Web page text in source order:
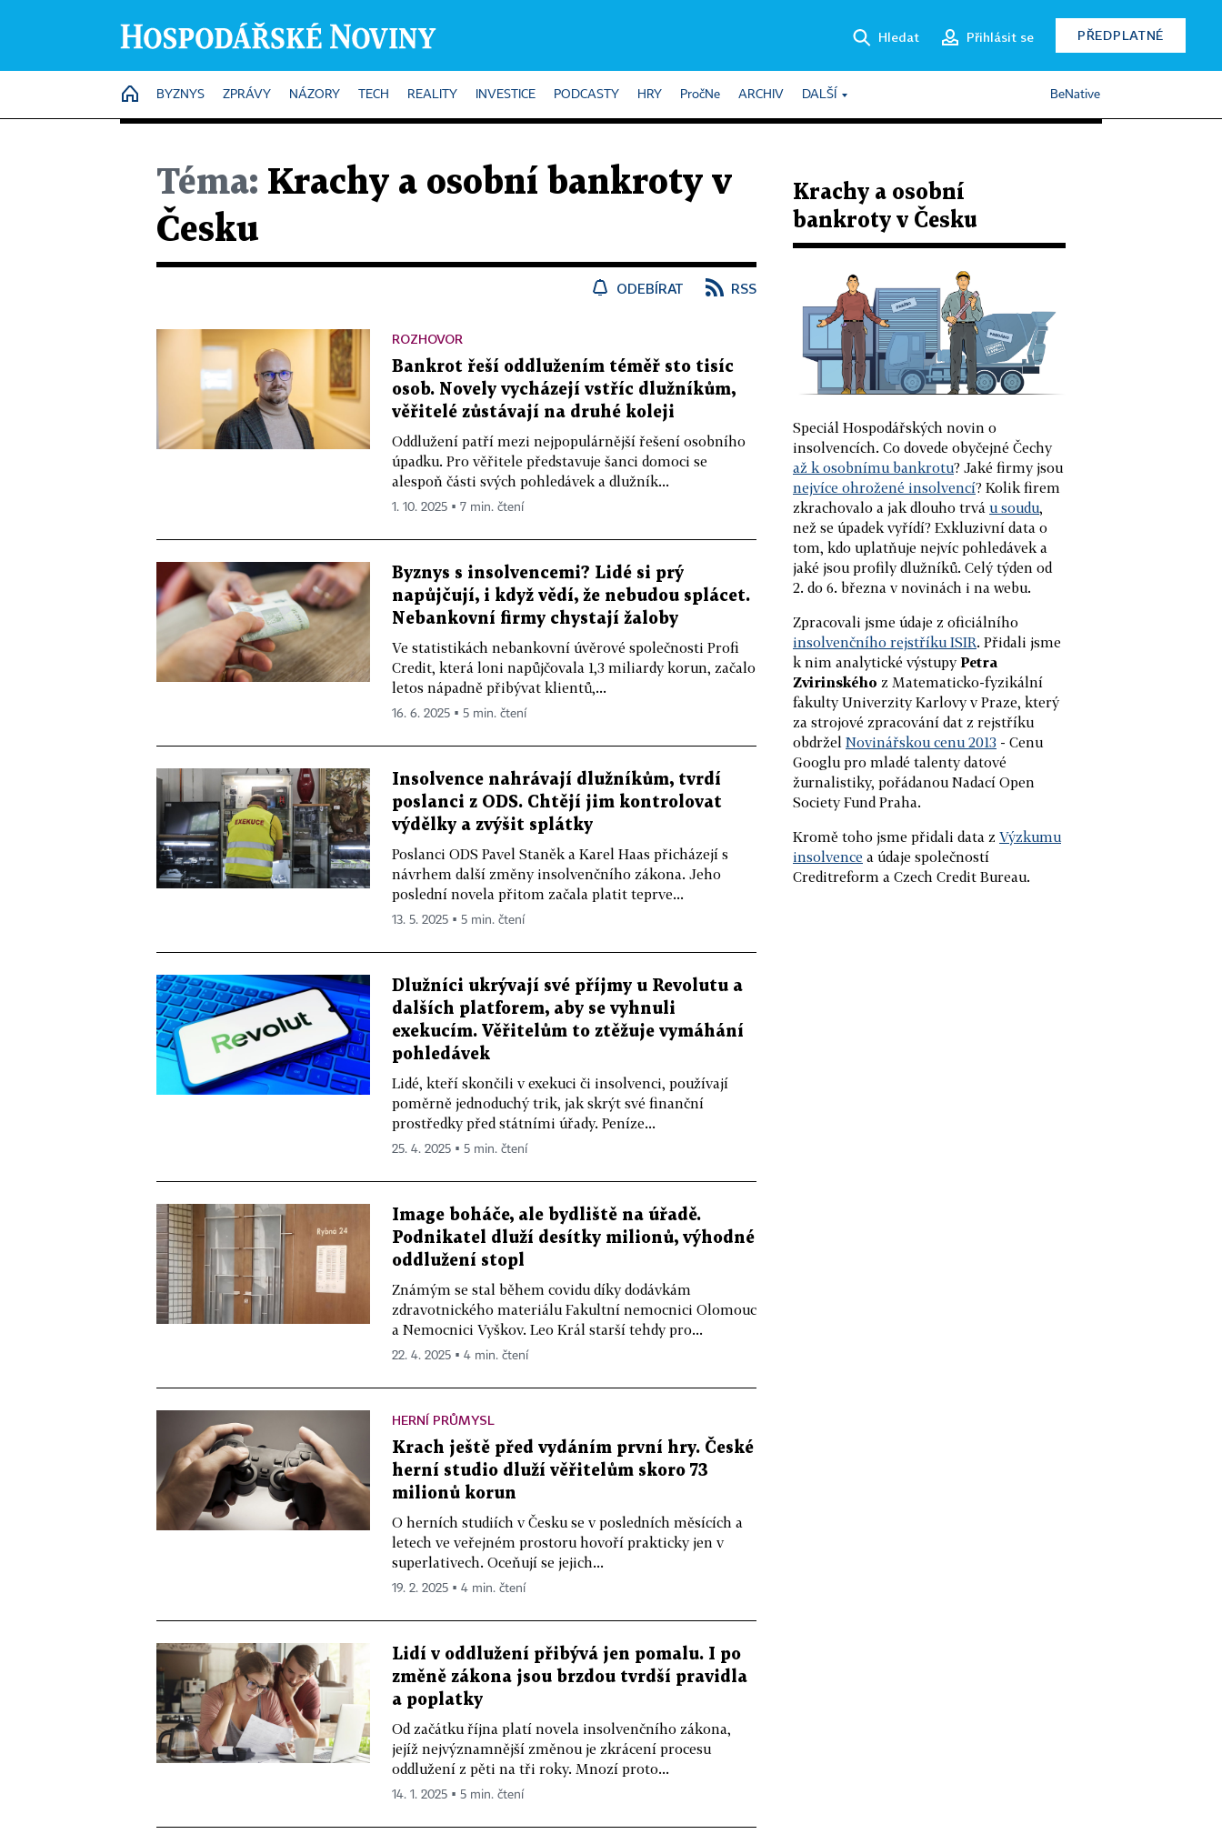
Hledat Přihlásit se PŘEDPLATNÉ
HOME
BYZNYS ZPRÁVY NÁZORY TECH REALITY INVESTICE PODCASTY HRY PročNe ARCHIV DALŠÍ BeNative
Téma: Krachy a osobní bankroty v
Česku
ODEBÍRAT RSS
ROZHOVOR
Bankrot řeší oddlužením téměř sto tisíc
osob. Novely vycházejí vstříc dlužníkům,
věřitelé zůstávají na druhé koleji
Oddlužení patří mezi nejpopulárnější řešení osobního
úpadku. Pro věřitele představuje šanci domoci se
alespoň části svých pohledávek a dlužník...
1. 10. 2025 ▪ 7 min. čtení
Byznys s insolvencemi? Lidé si prý
napůjčují, i když vědí, že nebudou splácet.
Nebankovní firmy chystají žaloby
Ve statistikách nebankovní úvěrové společnosti Profi
Credit, která loni napůjčovala 1,3 miliardy korun, začalo
letos nápadně přibývat klientů,...
16. 6. 2025 ▪ 5 min. čtení
Insolvence nahrávají dlužníkům, tvrdí
poslanci z ODS. Chtějí jim kontrolovat
výdělky a zvýšit splátky
Poslanci ODS Pavel Staněk a Karel Haas přicházejí s
návrhem další změny insolvenčního zákona. Jeho
poslední novela přitom začala platit teprve...
13. 5. 2025 ▪ 5 min. čtení
Dlužníci ukrývají své příjmy u Revolutu a
dalších platforem, aby se vyhnuli
exekucím. Věřitelům to ztěžuje vymáhání
pohledávek
Lidé, kteří skončili v exekuci či insolvenci, používají
poměrně jednoduchý trik, jak skrýt své finanční
prostředky před státními úřady. Peníze...
25. 4. 2025 ▪ 5 min. čtení
Image boháče, ale bydliště na úřadě.
Podnikatel dluží desítky milionů, výhodné
oddlužení stopl
Známým se stal během covidu díky dodávkám
zdravotnického materiálu Fakultní nemocnici Olomouc
a Nemocnici Vyškov. Leo Král starší tehdy pro...
22. 4. 2025 ▪ 4 min. čtení
HERNÍ PRŮMYSL
Krach ještě před vydáním první hry. České
herní studio dluží věřitelům skoro 73
milionů korun
O herních studiích v Česku se v posledních měsících a
letech ve veřejném prostoru hovoří prakticky jen v
superlativech. Oceňují se jejich...
19. 2. 2025 ▪ 4 min. čtení
Lidí v oddlužení přibývá jen pomalu. I po
změně zákona jsou brzdou tvrdší pravidla
a poplatky
Od začátku října platí novela insolvenčního zákona,
jejíž nejvýznamnější změnou je zkrácení procesu
oddlužení z pěti na tři roky. Mnozí proto...
14. 1. 2025 ▪ 5 min. čtení
Krachy a osobní
bankroty v Česku
Speciál Hospodářských novin o
insolvencích. Co dovede obyčejné Čechy
až k osobnímu bankrotu? Jaké firmy jsou
nejvíce ohrožené insolvencí? Kolik firem
zkrachovalo a jak dlouho trvá u soudu,
než se úpadek vyřídí? Exkluzivní data o
tom, kdo uplatňuje nejvíc pohledávek a
jaké jsou profily dlužníků. Celý týden od
2. do 6. března v novinách i na webu.
Zpracovali jsme údaje z oficiálního
insolvenčního rejstříku ISIR. Přidali jsme
k nim analytické výstupyPetra
Zvirinského z Matematicko-fyzikální
fakulty Univerzity Karlovy v Praze, který
za strojové zpracování dat z rejstříku
obdržel Novinářskou cenu 2013 - Cenu
Googlu pro mladé talenty datové
žurnalistiky, pořádanou Nadací Open
Society Fund Praha.
Kromě toho jsme přidali data z Výzkumu
insolvence a údaje společností
Creditreform a Czech Credit Bureau.